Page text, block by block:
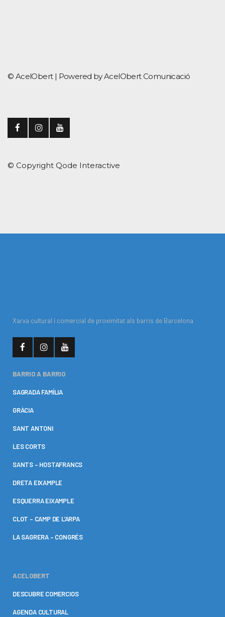
© AcelObert | Powered by AcelObert Comunicació
© Copyright Qode Interactive
Xarxa cultural i comercial de proximitat als barris de Barcelona
BARRIO A BARRIO
SAGRADA FAMÍLIA
GRÀCIA
SANT ANTONI
LES CORTS
SANTS – HOSTAFRANCS
DRETA EIXAMPLE
ESQUERRA EIXAMPLE
CLOT – CAMP DE L’ARPA
LA SAGRERA – CONGRÉS
ACELOBERT
DESCUBRE COMERCIOS
AGENDA CULTURAL